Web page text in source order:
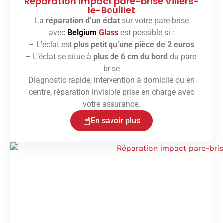
le-Bouillet
La réparation d’un éclatsur votre pare-brise
avec Belgium Glass est possible si :
– L’éclat est plus petit qu’une pièce de 2 euros
– L’éclat se situe à plus de 6 cm du bord du pare-
brise
Diagnostic rapide, intervention à domicile ou en
centre, réparation invisible prise en charge avec
votre assurance.
En savoir plus